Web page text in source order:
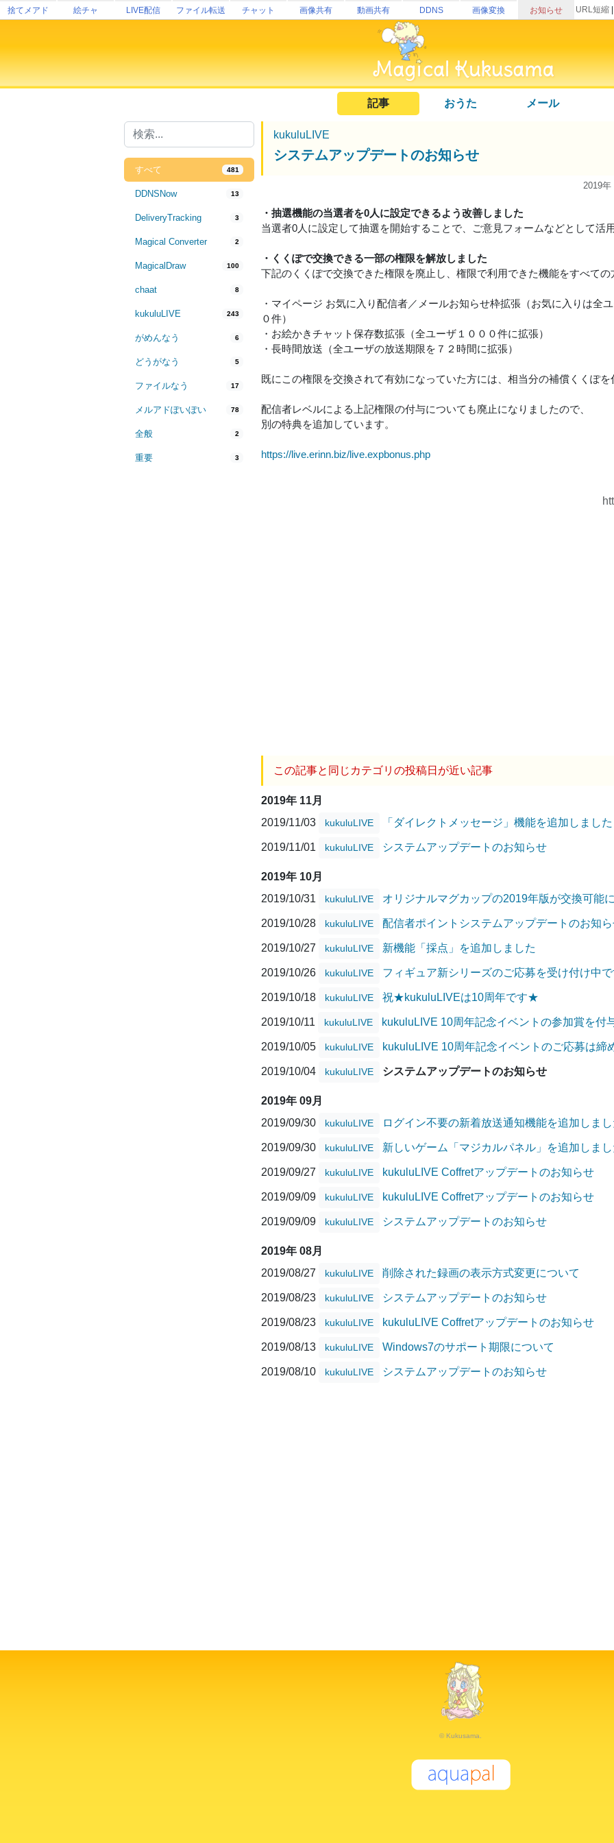
捨てメアド 絵チャ LIVE配信 ファイル転送 チャット 画像共有 動画共有 DDNS 画像変換 お知らせ URL短縮
記事 おうた メール
すべて 481
DDNSNow 13
DeliveryTracking 3
Magical Converter 2
MagicalDraw 100
chaat 8
kukuluLIVE 243
がめんなう 6
どうがなう 5
ファイルなう 17
メルアドぽいぽい 78
全般 2
重要 3
kukuluLIVE
システムアップデートのお知らせ
2019年
・抽選機能の当選者を0人に設定できるよう改善しました
当選者0人に設定して抽選を開始することで、ご意見フォームなどとして活用
・くくぽで交換できる一部の権限を解放しました
下記のくくぽで交換できた権限を廃止し、権限で利用できた機能をすべての
・マイページ お気に入り配信者／メールお知らせ枠拡張（お気に入りは全
０件）
・お絵かきチャット保存数拡張（全ユーザ１０００件に拡張）
・長時間放送（全ユーザの放送期限を７２時間に拡張）
既にこの権限を交換されて有効になっていた方には、相当分の補償くくぽを
配信者レベルによる上記権限の付与についても廃止になりましたので、
別の特典を追加しています。
https://live.erinn.biz/live.expbonus.php
この記事と同じカテゴリの投稿日が近い記事
2019年 11月
2019/11/03
kukuluLIVE 「ダイレクトメッセージ」機能を追加しました
2019/11/01 kukuluLIVE システムアップデートのお知らせ
2019年 10月
2019/10/31
kukuluLIVE オリジナルマグカップの2019年版が交換可能
2019/10/28 kukuluLIVE 配信者ポイントシステムアップデートのお知
2019/10/27 kukuluLIVE 新機能「採点」を追加しました
2019/10/26 kukuluLIVE フィギュア新シリーズのご応募を受け付け中で
2019/10/18 kukuluLIVE 祝★kukuluLIVEは10周年です★
2019/10/11 kukuluLIVE kukuluLIVE 10周年記念イベントの参加賞を付
2019/10/05 kukuluLIVE kukuluLIVE 10周年記念イベントのご応募は締
2019/10/04 kukuluLIVE システムアップデートのお知らせ
2019年 09月
2019/09/30
kukuluLIVE ログイン不要の新着放送通知機能を追加しまし
2019/09/30 kukuluLIVE 新しいゲーム「マジカルパネル」を追加しまし
2019/09/27 kukuluLIVE kukuluLIVE Coffretアップデートのお知らせ
2019/09/09 kukuluLIVE kukuluLIVE Coffretアップデートのお知らせ
2019/09/09 kukuluLIVE システムアップデートのお知らせ
2019年 08月
2019/08/27
kukuluLIVE 削除された録画の表示方式変更について
2019/08/23 kukuluLIVE システムアップデートのお知らせ
2019/08/23 kukuluLIVE kukuluLIVE Coffretアップデートのお知らせ
2019/08/13 kukuluLIVE Windows7のサポート期限について
2019/08/10 kukuluLIVE システムアップデートのお知らせ
© Kukusama.